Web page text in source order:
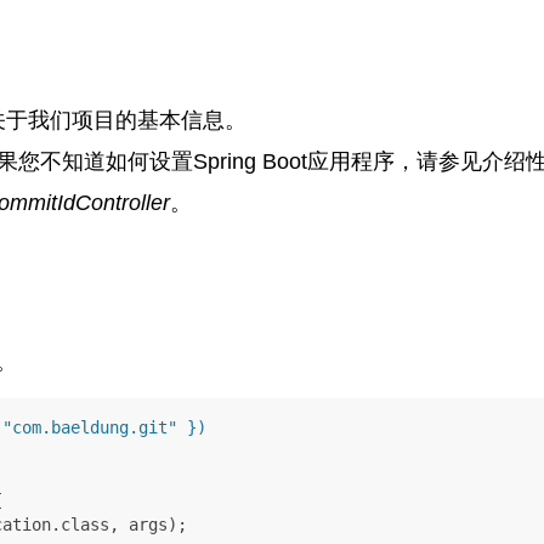
我们项目的基本信息。
不知道如何设置Spring Boot应用程序，请参见介绍性
。
"com.baeldung.git" })